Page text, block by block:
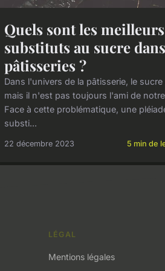
Quels sont les meilleurs
substituts au sucre
pâtisseries ?
Dans l'univers de la pâtisserie, le sucre
mais il n'est pas toujours l'ami de
Face à cette problématique, une
substi...
22 décembre 2023 5 min de
LÉGAL
Mentions légales